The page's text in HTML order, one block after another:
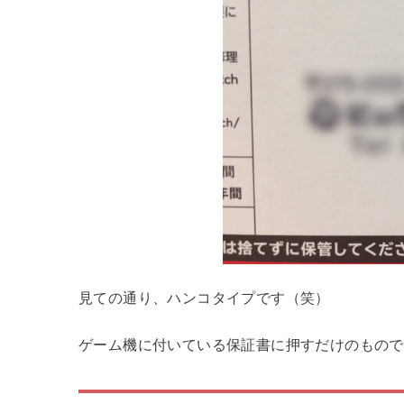
見ての通り、ハンコタイプです（笑）
ゲーム機に付いている保証書に押すだけのもの